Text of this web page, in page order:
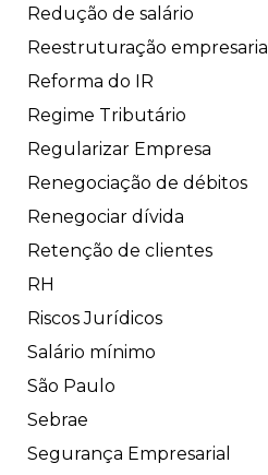
Redução de salário
Reestruturação empresarial
Reforma do IR
Regime Tributário
Regularizar Empresa
Renegociação de débitos
Renegociar dívida
Retenção de clientes
RH
Riscos Jurídicos
Salário mínimo
São Paulo
Sebrae
Segurança Empresarial